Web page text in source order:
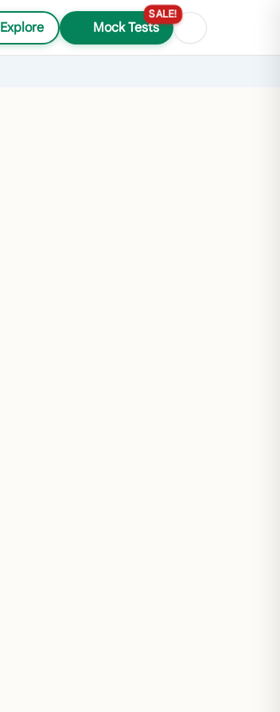
Explore Mock Tests
SALE!